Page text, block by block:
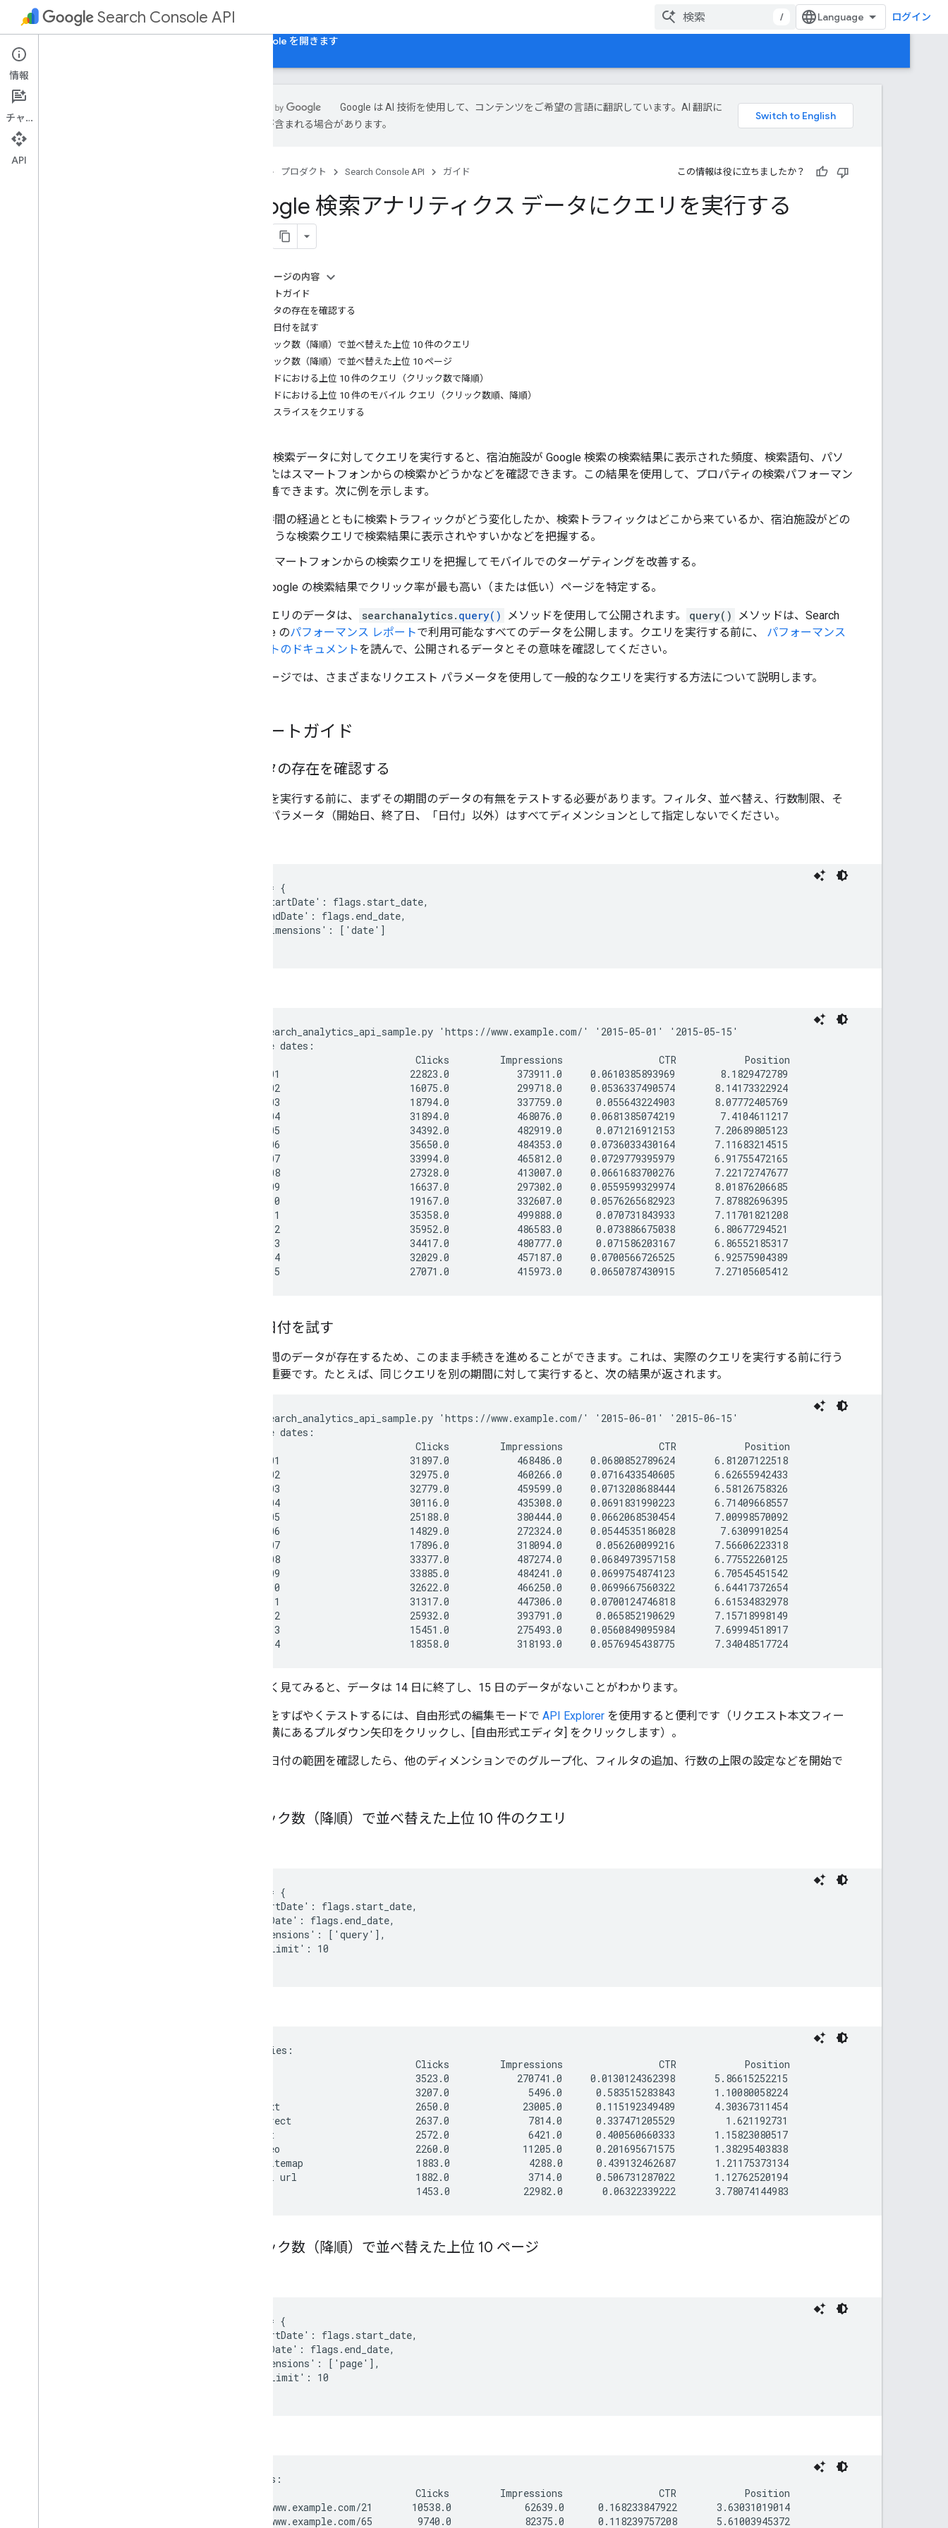
Search Console API / ログイン
Search Console を開きます
概要
この API について
Google は AI 技術を使用して、コンテンツをご希望の言語に翻訳しています。AI 翻訳に
は誤りが含まれる場合があります。
プロダクト Search Console API ガイド この情報は役に立ちましたか？
Google 検索アナリティクス データにクエリを実行する
このページの内容
スタートガイド
データの存在を確認する
別の日付を試す
クリック数（降順）で並べ替えた上位 10 件のクエリ
クリック数（降順）で並べ替えた上位 10 ページ
インドにおける上位 10 件のクエリ（クリック数で降順）
インドにおける上位 10 件のモバイル クエリ（クリック数順、降順）
行のスライスをクエリする
Google 検索データに対してクエリを実行すると、宿泊施設が Google 検索の検索結果に表示された頻度、検索語句、パソ
コンまたはスマートフォンからの検索かどうかなどを確認できます。この結果を使用して、プロパティの検索パフォーマン
スを改善できます。次に例を示します。
時間の経過とともに検索トラフィックがどう変化したか、検索トラフィックはどこから来ているか、宿泊施設がどの
ような検索クエリで検索結果に表示されやすいかなどを把握する。
スマートフォンからの検索クエリを把握してモバイルでのターゲティングを改善する。
Google の検索結果でクリック率が最も高い（または低い）ページを特定する。
検索クエリのデータは、 searchanalytics. query() メソッドを使用して公開されます。 query()
メソッドは、Search
Console のパフォーマンス レポートで利用可能なすべてのデータを公開します。クエリを実行する前に、
パフォーマンス
レポートのドキュメントを読んで、公開されるデータとその意味を確認してください。
このページでは、さまざまなリクエスト パラメータを使用して一般的なクエリを実行する方法について説明します。
スタートガイド
データの存在を確認する
クエリを実行する前に、まずその期間のデータの有無をテストする必要があります。フィルタ、並べ替え、行数制限、そ
の他のパラメータ（開始日、終了日、「日付」以外）はすべてディメンションとして指定しないでください。
request = {
      'startDate': flags.start_date,
      'endDate': flags.end_date,
      'dimensions': ['date']
python search_analytics_api_sample.py 'https://www.example.com/' '2015-05-01' '2015-05-15'
Available dates:
Keys                              Clicks         Impressions                 CTR            Position
2015-05-01                       22823.0            373911.0     0.0610385893969        8.1829472789
2015-05-02                       16075.0            299718.0     0.0536337490574       8.14173322924
2015-05-03                       18794.0            337759.0      0.055643224903       8.07772405769
2015-05-04                       31894.0            468076.0     0.0681385074219        7.4104611217
2015-05-05                       34392.0            482919.0      0.071216912153       7.20689805123
2015-05-06                       35650.0            484353.0     0.0736033430164       7.11683214515
2015-05-07                       33994.0            465812.0     0.0729779395979       6.91755472165
2015-05-08                       27328.0            413007.0     0.0661683700276       7.22172747677
2015-05-09                       16637.0            297302.0     0.0559599329974       8.01876206685
2015-05-10                       19167.0            332607.0     0.0576265682923       7.87882696395
2015-05-11                       35358.0            499888.0      0.070731843933       7.11701821208
2015-05-12                       35952.0            486583.0      0.073886675038       6.80677294521
2015-05-13                       34417.0            480777.0      0.071586203167       6.86552185317
2015-05-14                       32029.0            457187.0     0.0700566726525       6.92575904389
別の日付を試す
該当期間のデータが存在するため、このまま手続きを進めることができます。これは、実際のクエリを実行する前に行う
ことが重要です。たとえば、同じクエリを別の期間に対して実行すると、次の結果が返されます。
python search_analytics_api_sample.py 'https://www.example.com/' '2015-06-01' '2015-06-15'
Available dates:
Keys                              Clicks         Impressions                 CTR            Position
2015-06-01                       31897.0            468486.0     0.0680852789624       6.81207122518
2015-06-02                       32975.0            460266.0     0.0716433540605       6.62655942433
2015-06-03                       32779.0            459599.0     0.0713208688444       6.58126758326
2015-06-04                       30116.0            435308.0     0.0691831990223       6.71409668557
2015-06-05                       25188.0            380444.0     0.0662068530454       7.00998570092
2015-06-06                       14829.0            272324.0     0.0544535186028        7.6309910254
2015-06-07                       17896.0            318094.0      0.056260099216       7.56606223318
2015-06-08                       33377.0            487274.0     0.0684973957158       6.77552260125
2015-06-09                       33885.0            484241.0     0.0699754874123       6.70545451542
2015-06-10                       32622.0            466250.0     0.0699667560322       6.64417372654
2015-06-11                       31317.0            447306.0     0.0700124746818       6.61534832978
2015-06-12                       25932.0            393791.0      0.065852190629       7.15718998149
2015-06-13                       15451.0            275493.0     0.0560849095984       7.69994518917
注意深く見てみると、データは 14 日に終了し、15 日のデータがないことがわかります。
クエリをすばやくテストするには、自由形式の編集モードで API Explorer を使用すると便利です（リクエスト本文フィー
ルドの横にあるプルダウン矢印をクリックし、[自由形式エディタ] をクリックします）。
有効な日付の範囲を確認したら、他のディメンションでのグループ化、フィルタの追加、行数の上限の設定などを開始で
クリック数（降順）で並べ替えた上位 10 件のクエリ
request = {
    'startDate': flags.start_date,
    'endDate': flags.end_date,
    'dimensions': ['query'],
    'rowLimit': 10
Top Queries:
Keys                              Clicks         Impressions                 CTR            Position
seo                               3523.0            270741.0     0.0130124362398       5.86615252215
hreflang                          3207.0              5496.0      0.583515283843       1.10080058224
robots.txt                        2650.0             23005.0      0.115192349489       4.30367311454
301 redirect                      2637.0              7814.0      0.337471205529         1.621192731
googlebot                         2572.0              6421.0      0.400560660333       1.15823080517
google seo                        2260.0             11205.0      0.201695671575       1.38295403838
google sitemap                    1883.0              4288.0      0.439132462687       1.21175373134
canonical url                     1882.0              3714.0      0.506731287022       1.12762520194
クリック数（降順）で並べ替えた上位 10 ページ
request = {
    'startDate': flags.start_date,
    'endDate': flags.end_date,
    'dimensions': ['page'],
    'rowLimit': 10
Top Pages:
Keys                              Clicks         Impressions                 CTR            Position
https://www.example.com/21       10538.0             62639.0      0.168233847922       3.63031019014
https://www.example.com/65        9740.0             82375.0      0.118239757208       5.61003945372
情報
チャット
API